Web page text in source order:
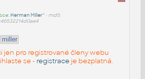
Herman Miller^ • md5:
miller
jen pro registrované členy webu
se - registrace je bezplatná.